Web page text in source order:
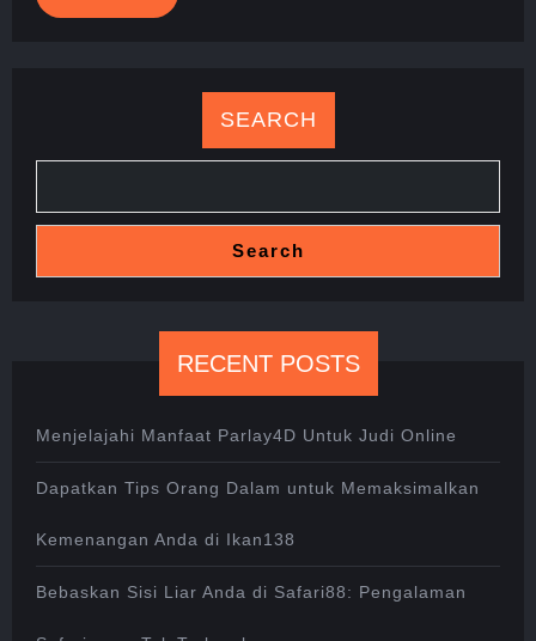
MORE
SEARCH
Search
RECENT POSTS
Menjelajahi Manfaat Parlay4D Untuk Judi Online
Dapatkan Tips Orang Dalam untuk Memaksimalkan
Kemenangan Anda di Ikan138
Bebaskan Sisi Liar Anda di Safari88: Pengalaman